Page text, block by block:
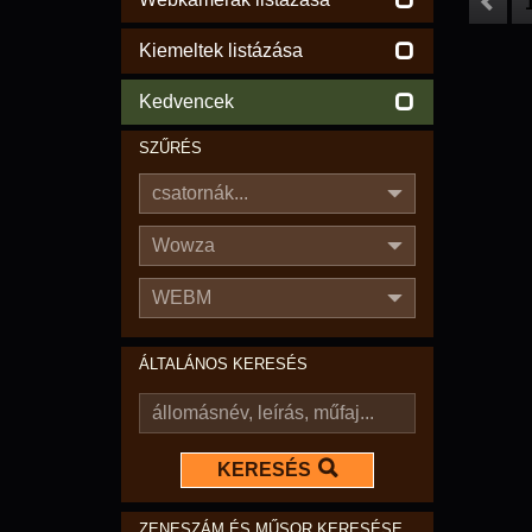
Kiemeltek listázása
Kedvencek
SZŰRÉS
csatornák...
Wowza
WEBM
ÁLTALÁNOS KERESÉS
KERESÉS